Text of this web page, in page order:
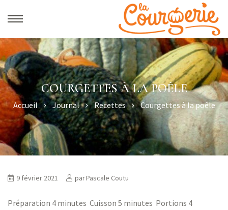
COURGETTES À LA POÊLE
Accueil Journal Recettes Courgettes à la poêle
9 février 2021 parPascale Coutu
Préparation 4 minutes Cuisson 5 minutes Portions 4